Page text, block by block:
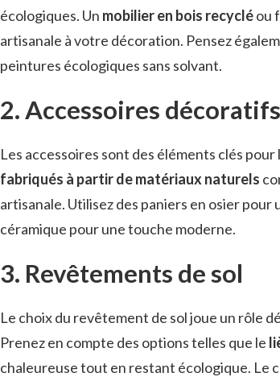
écologiques. Un mobilier en bois recycléou
artisanale à votre décoration. Pensez
peintures écologiques sans solvant.
2. Accessoires décoratifs
Les accessoires sont des éléments clés
fabriqués à partir de matériaux naturels
artisanale. Utilisez des paniers en osier pour
céramique pour une touche moderne.
3. Revêtements de sol
Le choix du revêtement de sol joue un rôle
Prenez en compte des options telles que le
chaleureuse tout en restant écologique. Le